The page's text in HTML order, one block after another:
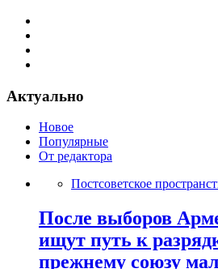
Актуально
Новое
Популярные
От редактора
Постсоветское
После выборов
ищут путь к
прежнему союзу